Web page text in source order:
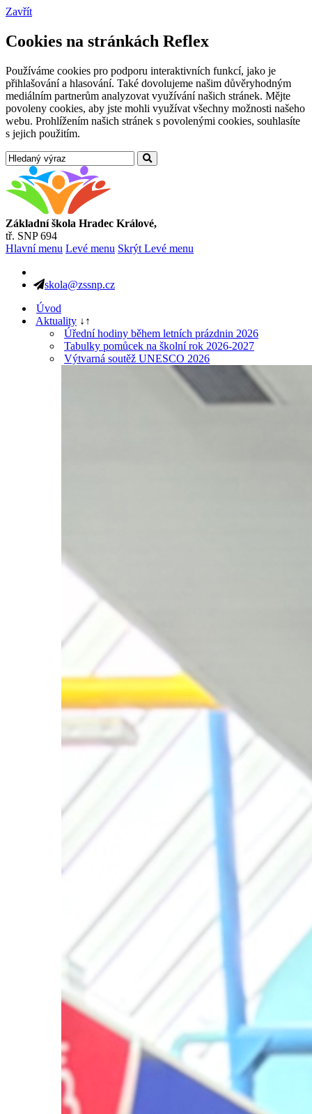
Zavřít
Cookies na stránkách Reflex
Používáme cookies pro podporu interaktivních funkcí, jako je
přihlašování a hlasování. Také dovolujeme našim důvěryhodným
mediálním partnerům analyzovat využívání našich stránek. Mějte
povoleny cookies, aby jste mohli využívat všechny možnosti našeho
webu. Prohlížením našich stránek s povolenými cookies, souhlasíte
s jejich použitím.
Základní škola Hradec Králové,
tř. SNP 694
Hlavní menu Levé menu Skrýt Levé menu
skola@zssnp.cz
Úvod
Aktuality ↓ ↑
Úřední hodiny během letních prázdnin 2026
Tabulky pomůcek na školní rok 2026-2027
Výtvarná soutěž UNESCO 2026